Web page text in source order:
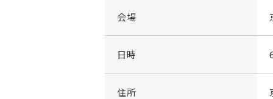
会場
日時
住所